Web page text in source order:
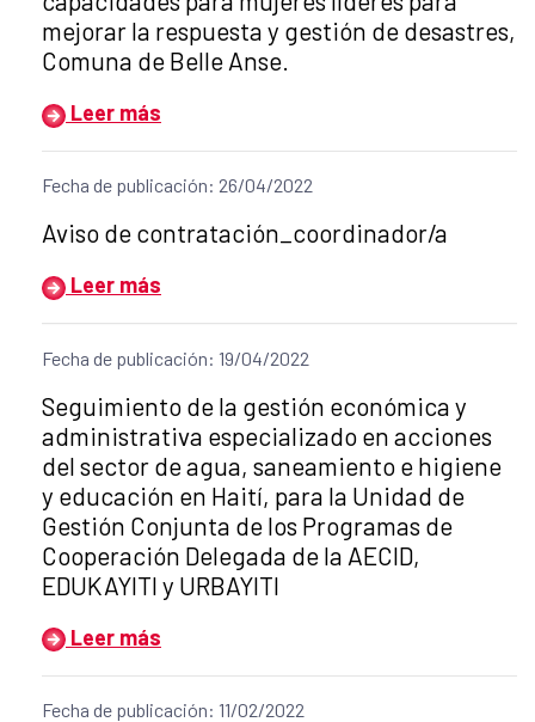
mejorar la respuesta y gestión de desastres,
Comuna de Belle Anse.
Leer más
Fecha de publicación: 26/04/2022
Título del anuncio:
Aviso de contratación_coordinador/a
Leer más
Fecha de publicación: 19/04/2022
Título del anuncio:
Seguimiento de la gestión económica y
administrativa especializado en acciones
del sector de agua, saneamiento e higiene
y educación en Haití, para la Unidad de
Gestión Conjunta de los Programas de
Cooperación Delegada de la AECID,
EDUKAYITI y URBAYITI
Leer más
Fecha de publicación: 11/02/2022